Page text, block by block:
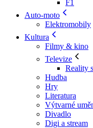
F1
Auto-moto
Elektromobily
Kultura
Filmy & kino
Televize
Reality
Hudba
Hry
Literatura
Výtvarné
Divadlo
Digi a stream